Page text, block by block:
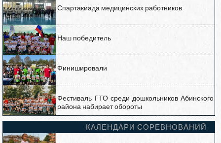
Спартакиада медицинских работников
Наш победитель
Финишировали
Фестиваль ГТО среди дошкольников Абинского
района набирает обороты
КАЛЕНДАРИ СОРЕВНОВАНИЙ